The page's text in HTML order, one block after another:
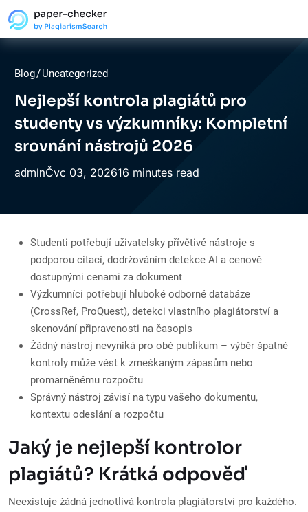
Blog/Uncategorized
Nejlepší kontrola plagiátů pro
studenty vs výzkumníky: Kompletní
srovnání nástrojů 2026
adminČvc 03, 202616 minutes read
Studenti potřebují uživatelsky přívětivé nástroje s
podporou citací, dodržováním detekce AI a cenově
dostupnými cenami za dokument
Výzkumníci potřebují hluboké odborné databáze
(CrossRef, ProQuest), detekci vlastního plagiátorství a
skenování připravenosti na časopis
Žádný nástroj nevyniká pro obě publikum – výběr špatné
kontroly může vést k zmeškaným zápasům nebo
promarněnému rozpočtu
Správný nástroj závisí na typu vašeho dokumentu,
kontextu odeslání a rozpočtu
Jaký je nejlepší kontrolor
plagiátů? Krátká odpověď
Neexistuje žádná jednotlivá kontrola plagiátorství pro každého.